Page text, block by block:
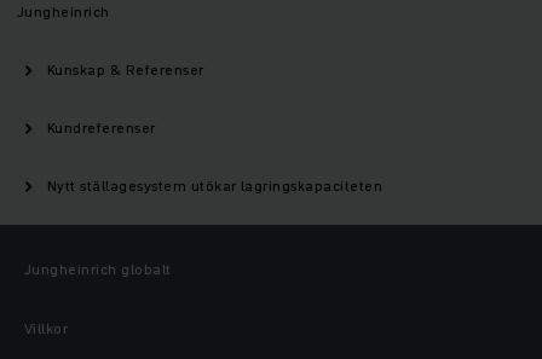
Jungheinrich
Kunskap & Referenser
Kundreferenser
Nytt ställagesystem utökar lagringskapaciteten
Jungheinrich globalt
Villkor